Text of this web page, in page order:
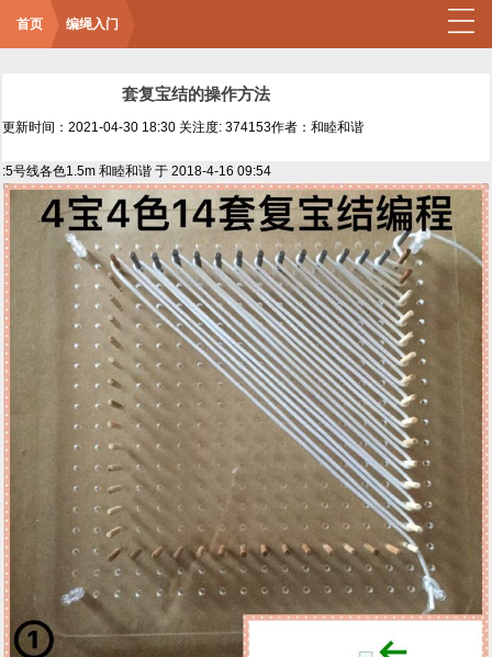
首页 编绳入门
套复宝结的操作方法
更新时间：2021-04-30 18:30 关注度: 374153作者：和睦和谐
:5号线各色1.5m 和睦和谐 于 2018-4-16 09:54